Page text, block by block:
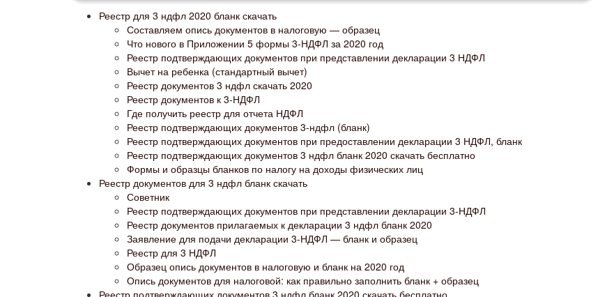
Реестр для 3 ндфл 2020 бланк скачать
Составляем опись документов в налоговую — образец
Что нового в Приложении 5 формы 3-НДФЛ за 2020 год
Реестр подтверждающих документов при представлении декларации 3 НДФЛ
Вычет на ребенка (стандартный вычет)
Реестр документов 3 ндфл скачать 2020
Реестр документов к 3-НДФЛ
Где получить реестр для отчета НДФЛ
Реестр подтверждающих документов 3-ндфл (бланк)
Реестр подтверждающих документов при предоставлении декларации 3 НДФЛ, бланк
Реестр подтверждающих документов 3 ндфл бланк 2020 скачать бесплатно
Формы и образцы бланков по налогу на доходы физических лиц
Реестр документов для 3 ндфл бланк скачать
Советник
Реестр подтверждающих документов при представлении декларации 3-НДФЛ
Реестр документов прилагаемых к декларации 3 ндфл бланк 2020
Заявление для подачи декларации 3-НДФЛ — бланк и образец
Реестр для 3 НДФЛ
Образец опись документов в налоговую и бланк на 2020 год
Опись документов для налоговой: как правильно заполнить бланк + образец
Реестр подтверждающих документов 3 ндфл бланк 2020 скачать бесплатно